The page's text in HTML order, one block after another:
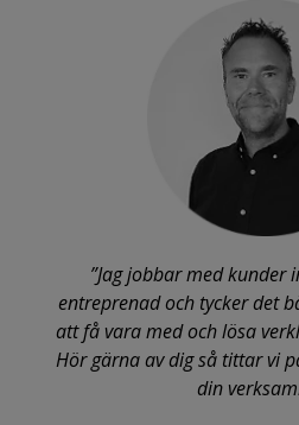
”Jag jobbar med kunder
entreprenad och tycker det
att få vara med och lösa
Hör gärna av dig så tittar vi
din